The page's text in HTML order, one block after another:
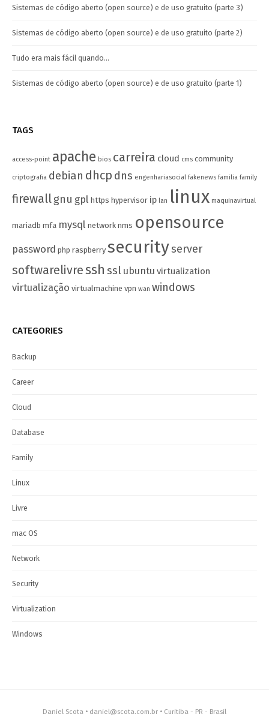
Sistemas de código aberto (open source) e de uso gratuito (parte 3)
Sistemas de código aberto (open source) e de uso gratuito (parte 2)
Tudo era mais fácil quando…
Sistemas de código aberto (open source) e de uso gratuito (parte 1)
TAGS
access-point apache bios carreira cloud cms community
criptografia debian dhcp dns engenhariasocial fakenews familia family
firewallgnu gpl https hypervisor ip lan linux maquinavirtual
mariadb mfa mysql network nms opensource
password php raspberry securityserver
softwarelivressh ssl ubuntu virtualization
virtualização virtualmachine vpn wan windows
CATEGORIES
Backup
Career
Cloud
Database
Family
Linux
Livre
mac OS
Network
Security
Virtualization
Windows
Daniel Scota • daniel@scota.com.br • Curitiba - PR - Brasil